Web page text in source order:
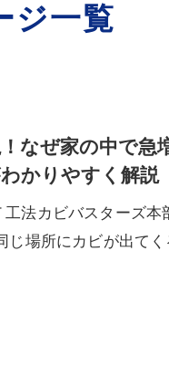
ジ一覧
なぜ家の中で急
かりやすく解説
法カビバスターズ本
場所にカビが出て